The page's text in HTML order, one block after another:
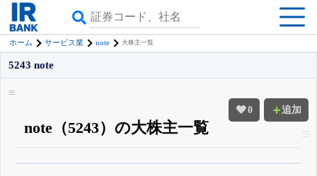
ホーム サービス業 note 大株主一覧
0 追加
5243 note
note（5243）の大株主一覧